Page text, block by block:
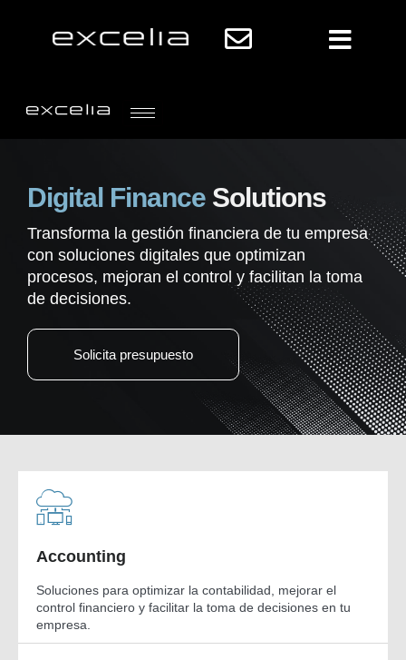
Digital Finance Solutions
Transforma la gestión financiera de tu empresa
con soluciones digitales que optimizan
procesos, mejoran el control y facilitan la toma
de decisiones.
Solicita presupuesto
Accounting
Soluciones para optimizar la contabilidad, mejorar el
control financiero y facilitar la toma de decisiones en tu
empresa.